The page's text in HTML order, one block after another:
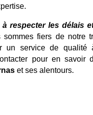
respecter les délais
sommes fiers de notre
un service de qualité
pour en savoir
et ses alentours.